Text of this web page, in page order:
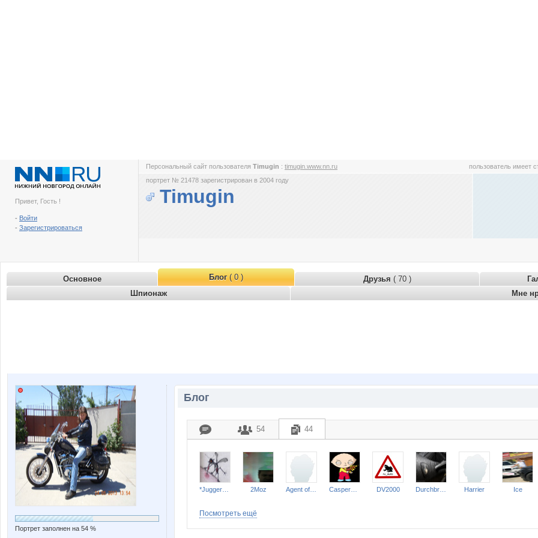
Привет, Гость !
- Войти
- Зарегистрироваться
Персональный сайт пользователя Timugin : timugin.www.nn.ru пользователь имеет
портрет № 21478 зарегистрирован в 2004 году
Timugin
Основное Блог( 0 ) Друзья ( 70 )
Шпионаж
Мне
Портрет заполнен на 54 %
Блог
54 44
2Moz DV2000 Harrier Ice
Посмотреть ещё